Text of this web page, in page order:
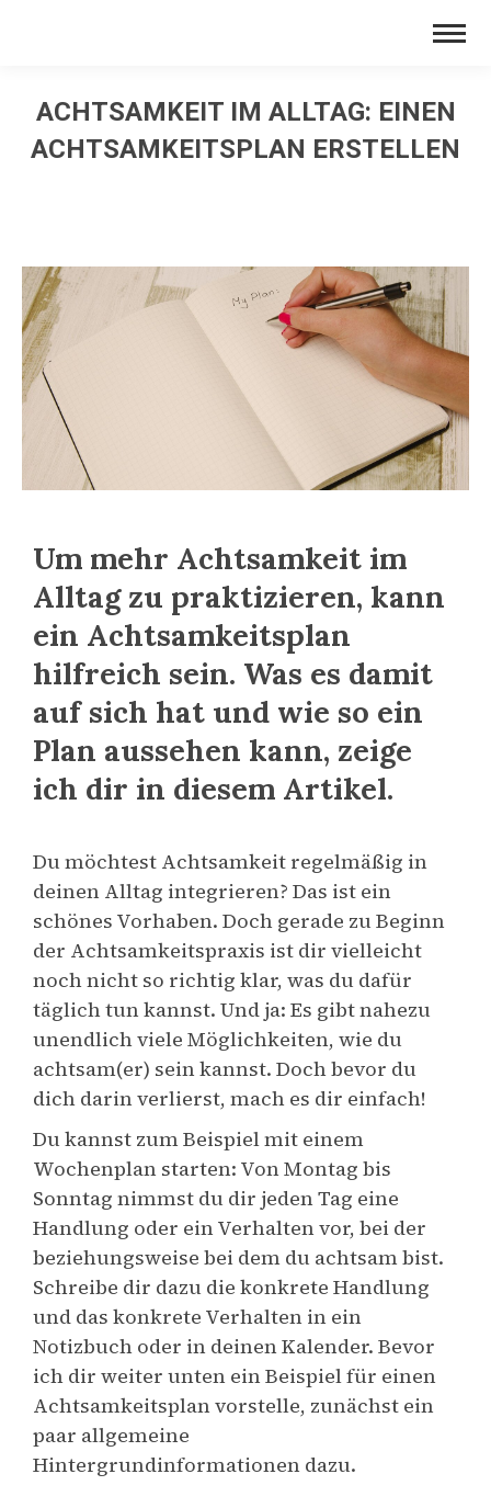
ACHTSAMKEIT IM ALLTAG: EINEN
ACHTSAMKEITSPLAN ERSTELLEN
Um mehr Achtsamkeit im
Alltag zu praktizieren, kann
ein Achtsamkeitsplan
hilfreich sein. Was es damit
auf sich hat und wie so ein
Plan aussehen kann, zeige
ich dir in diesem Artikel.
Du möchtest Achtsamkeit regelmäßig in
deinen Alltag integrieren? Das ist ein
schönes Vorhaben. Doch gerade zu Beginn
der Achtsamkeitspraxis ist dir vielleicht
noch nicht so richtig klar, was du dafür
täglich tun kannst. Und ja: Es gibt nahezu
unendlich viele Möglichkeiten, wie du
achtsam(er) sein kannst. Doch bevor du
dich darin verlierst, mach es dir einfach!
Du kannst zum Beispiel mit einem
Wochenplan starten: Von Montag bis
Sonntag nimmst du dir jeden Tag eine
Handlung oder ein Verhalten vor, bei der
beziehungsweise bei dem du achtsam bist.
Schreibe dir dazu die konkrete Handlung
und das konkrete Verhalten in ein
Notizbuch oder in deinen Kalender. Bevor
ich dir weiter unten ein Beispiel für einen
Achtsamkeitsplan vorstelle, zunächst ein
paar allgemeine
Hintergrundinformationen dazu.